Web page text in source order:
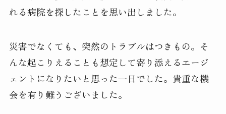
れる病院を探したことを思い出しました。
災害でなくても、突然のトラブルはつきもの。そ
んな起こりえることも想定して寄り添えるエージ
ェントになりたいと思った一日でした。貴重な機
会を有り難うございました。